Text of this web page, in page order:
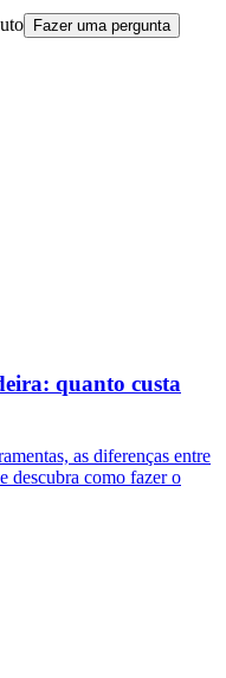
Fazer uma pergunta
quanto custa
as diferenças entre
descubra como fazer o